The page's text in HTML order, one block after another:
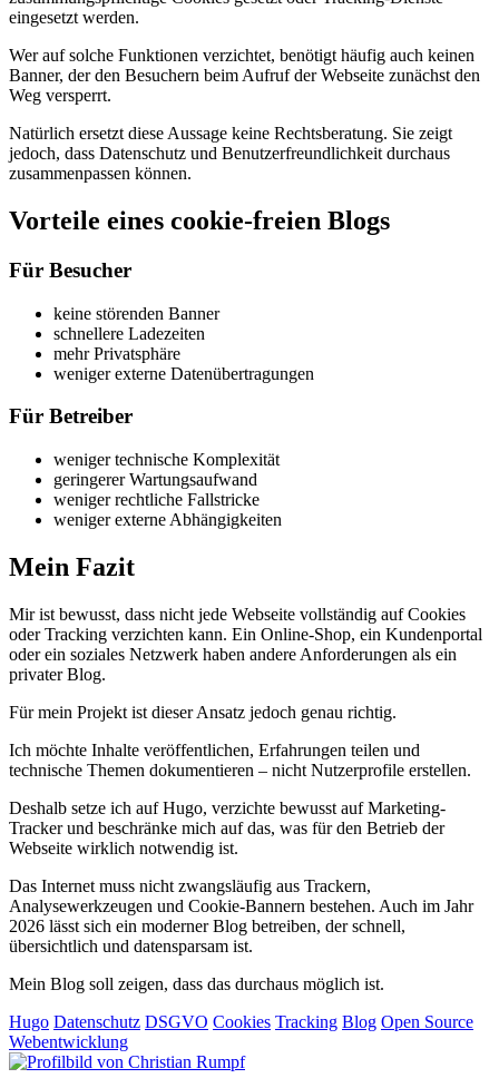
eingesetzt werden.
Wer auf solche Funktionen verzichtet, benötigt häufig auch keinen
Banner, der den Besuchern beim Aufruf der Webseite zunächst den
Weg versperrt.
Natürlich ersetzt diese Aussage keine Rechtsberatung. Sie zeigt
jedoch, dass Datenschutz und Benutzerfreundlichkeit durchaus
zusammenpassen können.
Vorteile eines cookie-freien Blogs
Für Besucher
keine störenden Banner
schnellere Ladezeiten
mehr Privatsphäre
weniger externe Datenübertragungen
Für Betreiber
weniger technische Komplexität
geringerer Wartungsaufwand
weniger rechtliche Fallstricke
weniger externe Abhängigkeiten
Mein Fazit
Mir ist bewusst, dass nicht jede Webseite vollständig auf Cookies
oder Tracking verzichten kann. Ein Online-Shop, ein Kundenportal
oder ein soziales Netzwerk haben andere Anforderungen als ein
privater Blog.
Für mein Projekt ist dieser Ansatz jedoch genau richtig.
Ich möchte Inhalte veröffentlichen, Erfahrungen teilen und
technische Themen dokumentieren – nicht Nutzerprofile erstellen.
Deshalb setze ich auf Hugo, verzichte bewusst auf Marketing-
Tracker und beschränke mich auf das, was für den Betrieb der
Webseite wirklich notwendig ist.
Das Internet muss nicht zwangsläufig aus Trackern,
Analysewerkzeugen und Cookie-Bannern bestehen. Auch im Jahr
2026 lässt sich ein moderner Blog betreiben, der schnell,
übersichtlich und datensparsam ist.
Mein Blog soll zeigen, dass das durchaus möglich ist.
Hugo Datenschutz DSGVO Cookies Tracking Blog Open Source
Webentwicklung